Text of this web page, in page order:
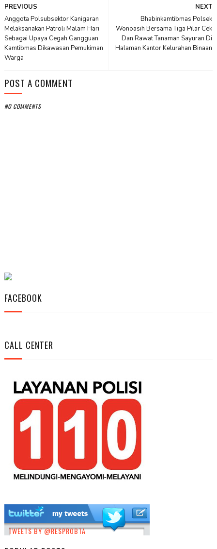
NEXT
Bhabinkamtibmas Polsek
Wonoasih Bersama Tiga Pilar Cek
Dan Rawat Tanaman Sayuran Di
Halaman Kantor Kelurahan Binaan
PREVIOUS
Anggota Polsubsektor Kanigaran
Melaksanakan Patroli Malam Hari
Sebagai Upaya Cegah Gangguan
Kamtibmas Dikawasan Pemukiman
Warga
POST A COMMENT
NO COMMENTS
FACEBOOK
CALL CENTER
TWEETS BY @RESPROBTA